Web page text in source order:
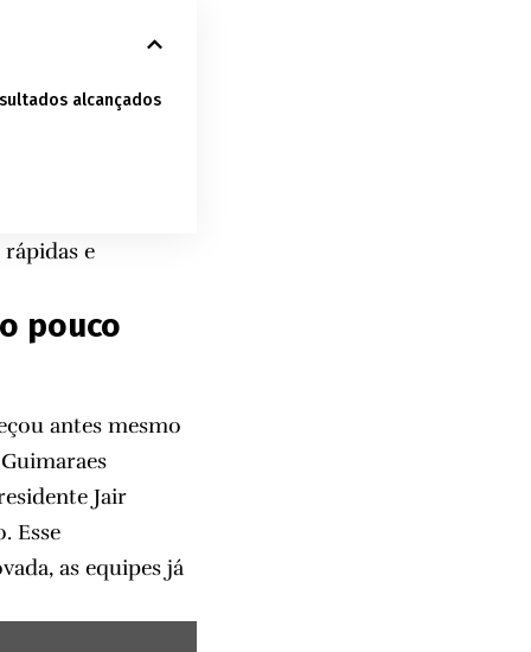
alcançados
e
pouco
antes mesmo
Jair
Esse
as equipes já